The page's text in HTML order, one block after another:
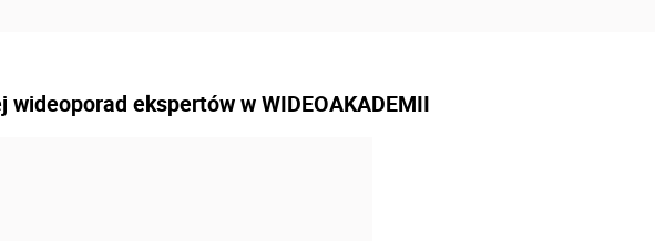
wideoporad ekspertów w WIDEOAKADEMII